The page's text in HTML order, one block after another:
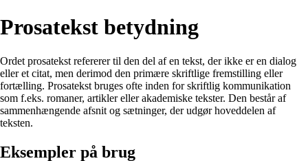
Prosatekst betydning
Ordet prosatekst refererer til den del af en tekst, der ikke er en dialog
eller et citat, men derimod den primære skriftlige fremstilling eller
fortælling. Prosatekst bruges ofte inden for skriftlig kommunikation
som f.eks. romaner, artikler eller akademiske tekster. Den består af
sammenhængende afsnit og sætninger, der udgør hoveddelen af
teksten.
Eksempler på brug